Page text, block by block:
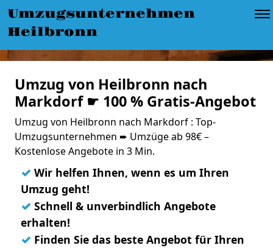
Umzugsunternehmen
Heilbronn
Umzug von Heilbronn nach
Markdorf ☛ 100 % Gratis-Angebot
Umzug von Heilbronn nach Markdorf : Top-
Umzugsunternehmen ➨ Umzüge ab 98€ –
Kostenlose Angebote in 3 Min.
✓ Wir helfen Ihnen, wenn es um Ihren
Umzug geht!
✓ Schnell & unverbindlich Angebote
erhalten!
✓ Finden Sie das beste Angebot für Ihren